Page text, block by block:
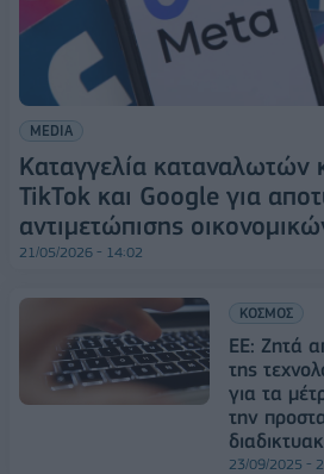
MEDIA
Καταγγελία καταναλωτών
TikTok και Google για
αντιμετώπισης
21/05/2026 - 14:02
ΚΟΣΜΟΣ
ΕΕ: Ζητά
της
για τα
την
23/09/2025 -